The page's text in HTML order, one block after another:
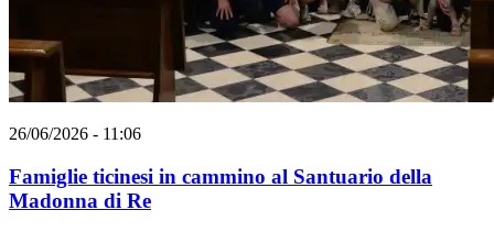
26/06/2026 - 11:06
Famiglie ticinesi in cammino al Santuario della
Madonna di Re